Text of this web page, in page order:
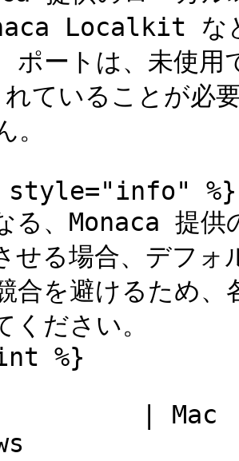
Localkit な
ポートは、未使
ていることが必
。
style="info" %}
る、Monaca 提
せる場合、デフォ
合を避けるため
ください。
%}
　　      | Mac